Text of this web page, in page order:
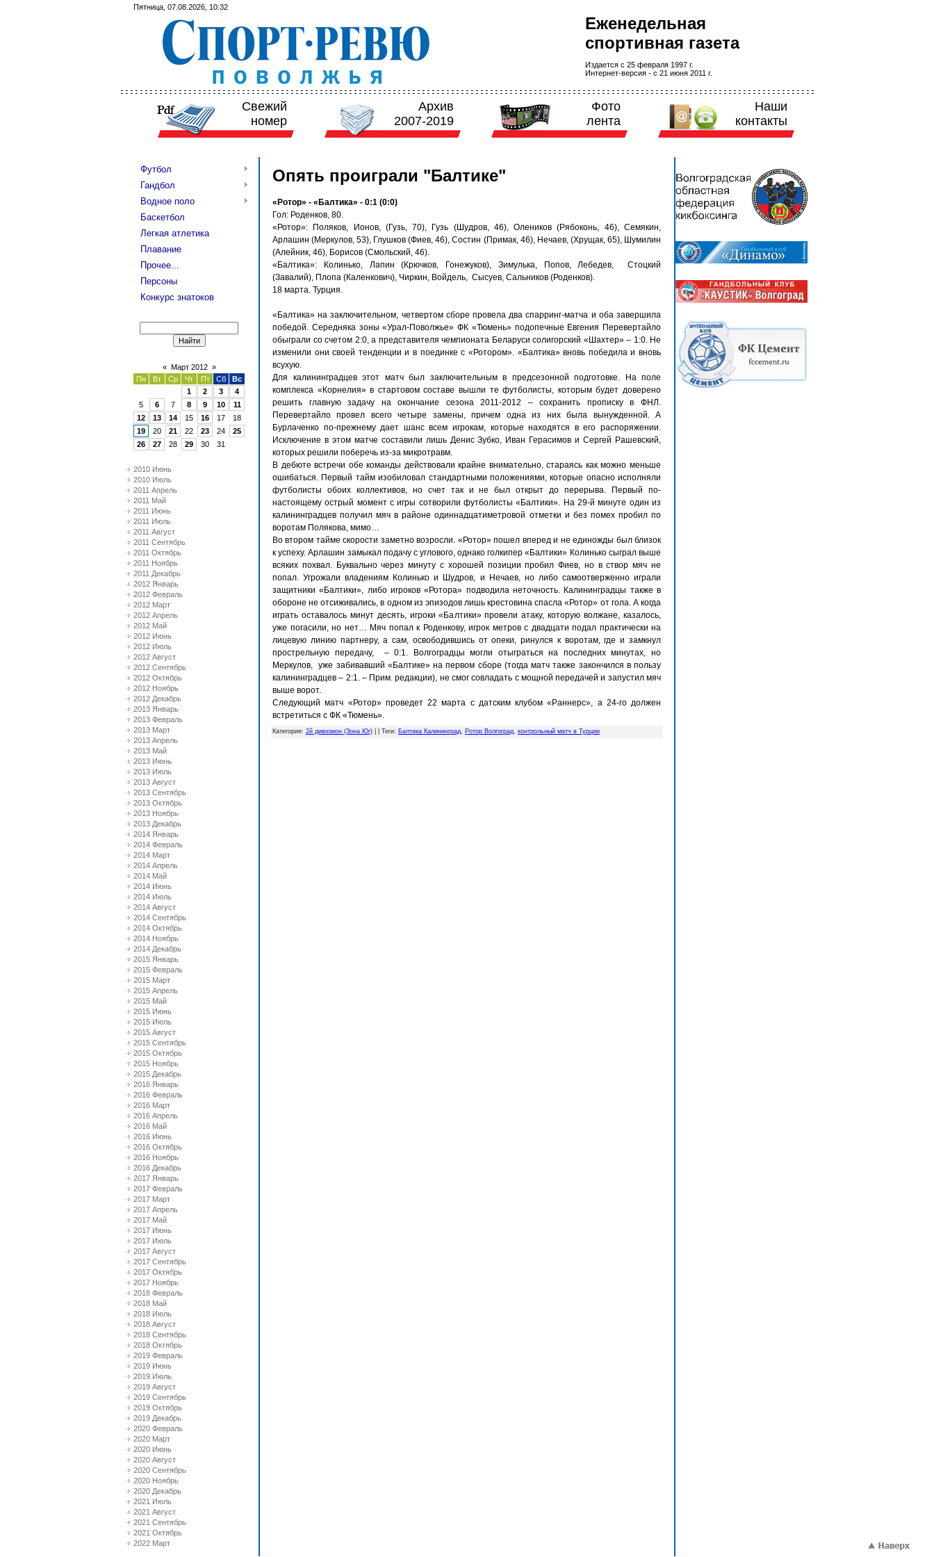
Пятница, 07.08.2026, 10:32
Еженедельная
спортивная газета
Издается с 25 февраля 1997 г.
Интернет-версия - с 21 июня 2011 г.
Свежий
номер
Архив
2007-2019
Фото
лента
Наши
контакты
Футбол
Гандбол
Водное поло
Баскетбол
Легкая атлетика
Плавание
Прочее...
Персоны
Конкурс знатоков
« Март 2012 »
Пн
Вт Ср Чт Пт Сб
Вс
1
2 3
4
5
6 7 8 9 10
11
12
13 14 15 16 17
18
19
20 21 22 23 24
25
26
27 28 29 30 31
2010 Июнь
2010 Июль
2011 Апрель
2011 Май
2011 Июнь
2011 Июль
2011 Август
2011 Сентябрь
2011 Октябрь
2011 Ноябрь
2011 Декабрь
2012 Январь
2012 Февраль
2012 Март
2012 Апрель
2012 Май
2012 Июнь
2012 Июль
2012 Август
2012 Сентябрь
2012 Октябрь
2012 Ноябрь
2012 Декабрь
2013 Январь
2013 Февраль
2013 Март
2013 Апрель
2013 Май
2013 Июнь
2013 Июль
2013 Август
2013 Сентябрь
2013 Октябрь
2013 Ноябрь
2013 Декабрь
2014 Январь
2014 Февраль
2014 Март
2014 Апрель
2014 Май
2014 Июнь
2014 Июль
2014 Август
2014 Сентябрь
2014 Октябрь
2014 Ноябрь
2014 Декабрь
2015 Январь
2015 Февраль
2015 Март
2015 Апрель
2015 Май
2015 Июнь
2015 Июль
2015 Август
2015 Сентябрь
2015 Октябрь
2015 Ноябрь
2015 Декабрь
2016 Январь
2016 Февраль
2016 Март
2016 Апрель
2016 Май
2016 Июнь
2016 Октябрь
2016 Ноябрь
2016 Декабрь
2017 Январь
2017 Февраль
2017 Март
2017 Апрель
2017 Май
2017 Июнь
2017 Июль
2017 Август
2017 Сентябрь
2017 Октябрь
2017 Ноябрь
2018 Февраль
2018 Май
2018 Июль
2018 Август
2018 Сентябрь
2018 Октябрь
2019 Февраль
2019 Июнь
2019 Июль
2019 Август
2019 Сентябрь
2019 Октябрь
2019 Декабрь
2020 Февраль
2020 Март
2020 Июнь
2020 Август
2020 Сентябрь
2020 Ноябрь
2020 Декабрь
2021 Июль
2021 Август
2021 Сентябрь
2021 Октябрь
2022 Март
Опять проиграли "Балтике"
«Ротор» - «Балтика» - 0:1 (0:0)
Гол: Роденков, 80.
«Ротор»: Поляков, Ионов, (Гузь, 70), Гузь (Шудров, 46), Олеников (Рябоконь, 46), Семякин,
Арлашин (Меркулов, 53), Глушков (Фиев, 46), Состин (Примак, 46), Нечаев, (Хрущак, 65), Шумилин
(Алейник, 46), Борисов (Смольский, 46).
«Балтика»: Колинько, Лапин (Крючков, Гонежуков), Зимулька, Попов, Лебедев, Стоцкий
(Завалий), Плопа (Каленкович), Чиркин, Войдель, Сысуев, Сальников (Роденков).
18 марта. Турция.
«Балтика» на заключительном, четвертом сборе провела два спарринг-матча и оба завершила
победой. Середняка зоны «Урал-Поволжье» ФК «Тюмень» подопечные Евгения Перевертайло
обыграли со счетом 2:0, а представителя чемпионата Беларуси солигорский «Шахтер» – 1:0. Не
изменили они своей тенденции и в поединке с «Ротором». «Балтика» вновь победила и вновь
всухую.
Для калининградцев этот матч был заключительным в предсезонной подготовке. На поле
комплекса «Корнелия» в стартовом составе вышли те футболисты, которым будет доверено
решить главную задачу на окончание сезона 2011-2012 – сохранить прописку в ФНЛ.
Перевертайло провел всего четыре замены, причем одна из них была вынужденной. А
Бурлаченко по-прежнему дает шанс всем игрокам, которые находятся в его распоряжении.
Исключение в этом матче составили лишь Денис Зубко, Иван Герасимов и Сергей Рашевский,
которых решили поберечь из-за микротравм.
В дебюте встречи обе команды действовали крайне внимательно, стараясь как можно меньше
ошибаться. Первый тайм изобиловал стандартными положениями, которые опасно исполняли
футболисты обоих коллективов, но счет так и не был открыт до перерыва. Первый по-
настоящему острый момент с игры сотворили футболисты «Балтики». На 29-й минуте один из
калининградцев получил мяч в районе одиннадцатиметровой отметки и без помех пробил по
воротам Полякова, мимо…
Во втором тайме скорости заметно возросли. «Ротор» пошел вперед и не единожды был близок
к успеху. Арлашин замыкал подачу с углового, однако голкипер «Балтики» Колинько сыграл выше
всяких похвал. Буквально через минуту с хорошей позиции пробил Фиев, но в створ мяч не
попал. Угрожали владениям Колинько и Шудров, и Нечаев, но либо самоотверженно играли
защитники «Балтики», либо игроков «Ротора» подводила неточность. Калининградцы также в
обороне не отсиживались, в одном из эпизодов лишь крестовина спасла «Ротор» от гола. А когда
играть оставалось минут десять, игроки «Балтики» провели атаку, которую волжане, казалось,
уже погасили, но нет… Мяч попал к Роденкову, игрок метров с двадцати подал практически на
лицевую линию партнеру, а сам, освободившись от опеки, ринулся к воротам, где и замкнул
прострельную передачу, – 0:1. Волгоградцы могли отыграться на последних минутах, но
Меркулов, уже забивавший «Балтике» на первом сборе (тогда матч также закончился в пользу
калининградцев – 2:1. – Прим. редакции), не смог совладать с мощной передачей и запустил мяч
выше ворот.
Следующий матч «Ротор» проведет 22 марта с датским клубом «Раннерс», а 24-го должен
встретиться с ФК «Тюмень».
Категория: 2й дивизион (Зона Юг) Теги: Балтика Калининград, Ротор Волгоград, контрольный матч в Турции